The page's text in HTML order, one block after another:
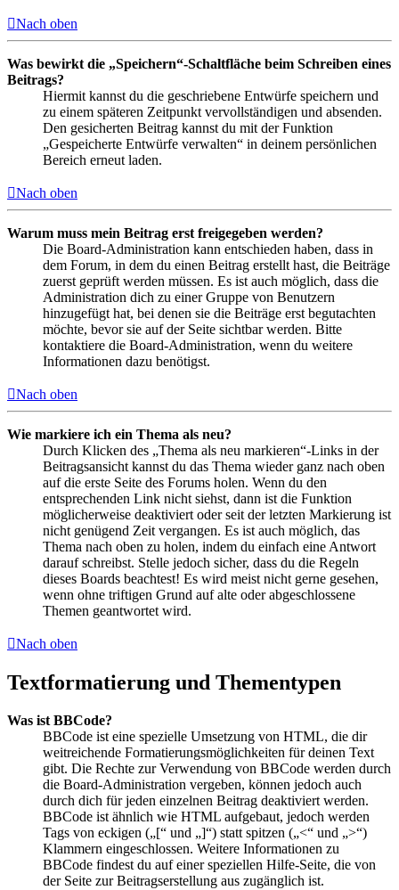
Nach oben
Was bewirkt die „Speichern“-Schaltfläche beim Schreiben eines
Beitrags?
Hiermit kannst du die geschriebene Entwürfe speichern und
zu einem späteren Zeitpunkt vervollständigen und absenden.
Den gesicherten Beitrag kannst du mit der Funktion
„Gespeicherte Entwürfe verwalten“ in deinem persönlichen
Bereich erneut laden.
Nach oben
Warum muss mein Beitrag erst freigegeben werden?
Die Board-Administration kann entschieden haben, dass in
dem Forum, in dem du einen Beitrag erstellt hast, die Beiträge
zuerst geprüft werden müssen. Es ist auch möglich, dass die
Administration dich zu einer Gruppe von Benutzern
hinzugefügt hat, bei denen sie die Beiträge erst begutachten
möchte, bevor sie auf der Seite sichtbar werden. Bitte
kontaktiere die Board-Administration, wenn du weitere
Informationen dazu benötigst.
Nach oben
Wie markiere ich ein Thema als neu?
Durch Klicken des „Thema als neu markieren“-Links in der
Beitragsansicht kannst du das Thema wieder ganz nach oben
auf die erste Seite des Forums holen. Wenn du den
entsprechenden Link nicht siehst, dann ist die Funktion
möglicherweise deaktiviert oder seit der letzten Markierung ist
nicht genügend Zeit vergangen. Es ist auch möglich, das
Thema nach oben zu holen, indem du einfach eine Antwort
darauf schreibst. Stelle jedoch sicher, dass du die Regeln
dieses Boards beachtest! Es wird meist nicht gerne gesehen,
wenn ohne triftigen Grund auf alte oder abgeschlossene
Themen geantwortet wird.
Nach oben
Textformatierung und Thementypen
Was ist BBCode?
BBCode ist eine spezielle Umsetzung von HTML, die dir
weitreichende Formatierungsmöglichkeiten für deinen Text
gibt. Die Rechte zur Verwendung von BBCode werden durch
die Board-Administration vergeben, können jedoch auch
durch dich für jeden einzelnen Beitrag deaktiviert werden.
BBCode ist ähnlich wie HTML aufgebaut, jedoch werden
Tags von eckigen („[“ und „]“) statt spitzen („<“ und „>“)
Klammern eingeschlossen. Weitere Informationen zu
BBCode findest du auf einer speziellen Hilfe-Seite, die von
der Seite zur Beitragserstellung aus zugänglich ist.